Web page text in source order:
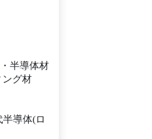
半導体材
ング材
導体(ロ